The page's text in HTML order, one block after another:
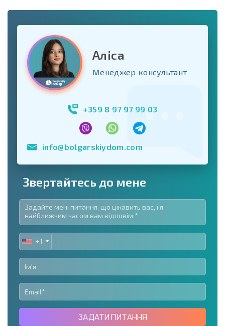
Аліса
Менеджер консультант
+359 8 97 97 99 03
info@bolgarskiydom.com
Звертайтесь до мене
UNITED
STATES
+1
+1
ЗАДАТИ ПИТАННЯ